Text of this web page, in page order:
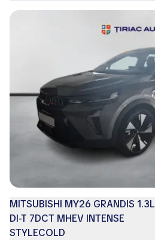
MITSUBISHI MY26 GRANDIS 1.3L
DI-T 7DCT MHEV INTENSE
STYLECOLD